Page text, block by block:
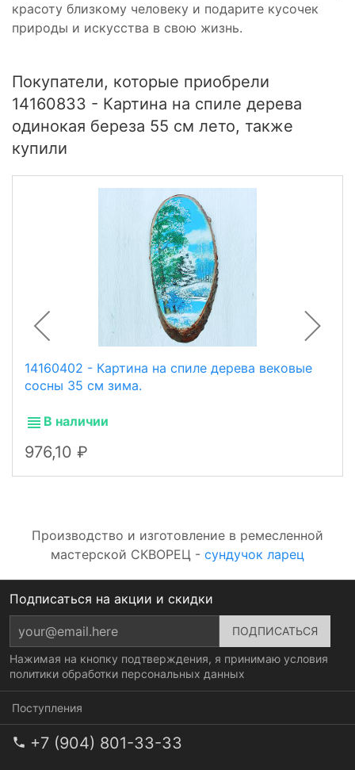
красоту близкому человеку и подарите кусочек
природы и искусства в свою жизнь.
Покупатели, которые приобрели
14160833 - Картина на спиле дерева
одинокая береза 55 см лето, также
купили
14160402 - Картина на спиле дерева вековые
сосны 35 см зима.
В наличии
976,10
Производство и изготовление в ремесленной
мастерской СКВОРЕЦ - сундучок ларец
Подписаться на акции и скидки
Нажимая на кнопку подтверждения, я принимаю условия
политики обработки персональных данных
Поступления
+7 (904) 801-33-33